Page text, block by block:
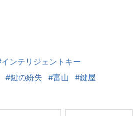
ンテリジェントキー
#鍵の紛失 #富山 #鍵屋